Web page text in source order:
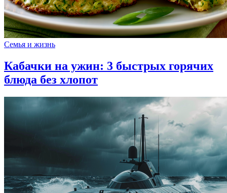
Семья и жизнь
Кабачки на ужин: 3 быстрых горячих
блюда без хлопот